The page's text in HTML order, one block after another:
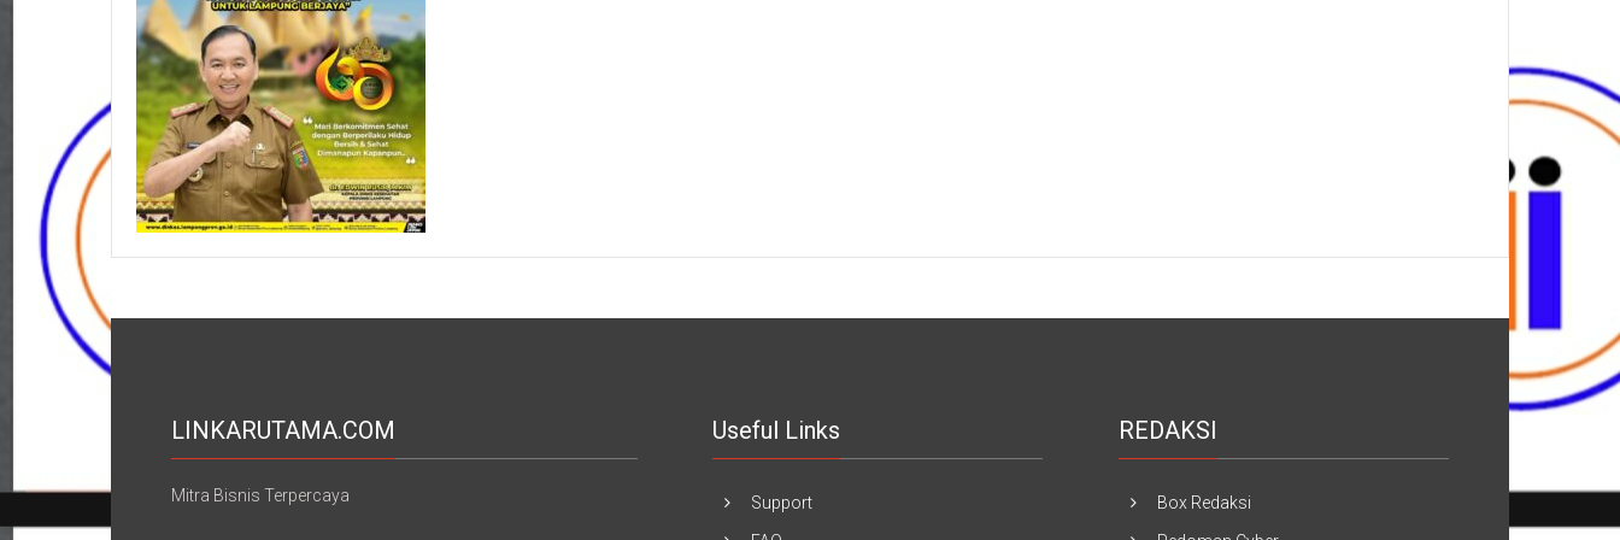
LINKARUTAMA.COM
Mitra Bisnis Terpercaya
Useful Links
Support
REDAKSI
Box Redaksi